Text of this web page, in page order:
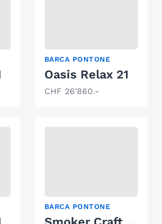
BARCA PONTONE
Oasis Relax 21
CHF 26'860.-
BARCA PONTONE